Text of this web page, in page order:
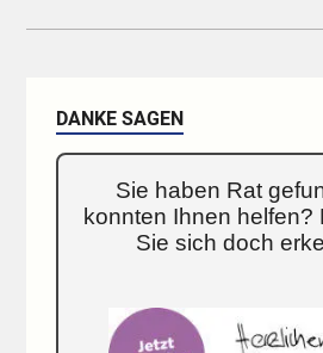
DANKE SAGEN
Sie haben Rat
konnten Ihnen helfen?
Sie sich doch